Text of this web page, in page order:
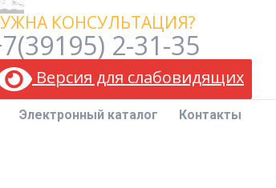
КОНСУЛЬТАЦИЯ?
2-31-35
Версия для слабовидящих
Электронный каталог Контакты